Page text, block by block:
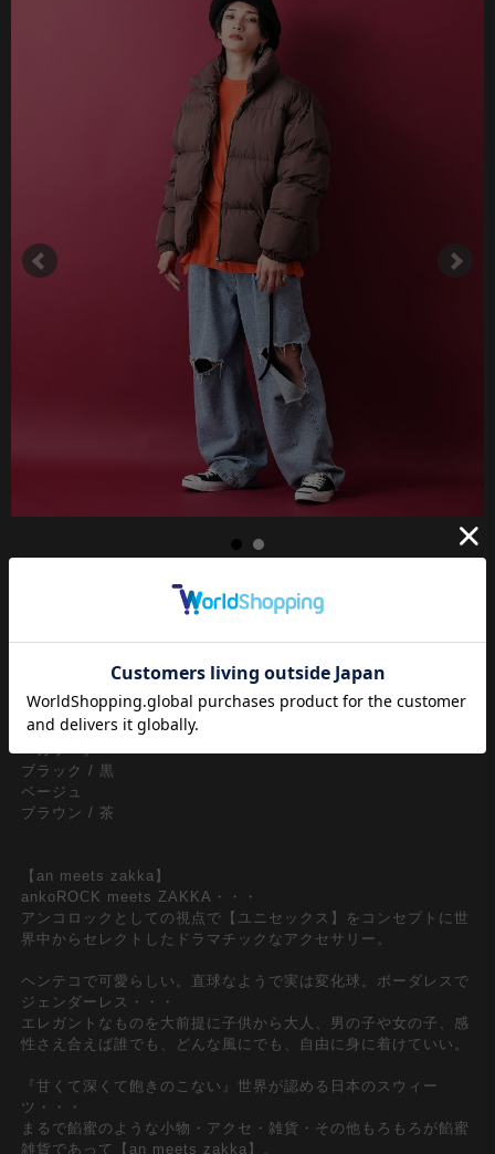
タフな合成皮革×定番ベルト。細身のスタイリッシュな幅の汎用
上品で高級感あるスウェード加工を施した合成皮革PU生地×ナロ
ースタイルのモードな見た目に90ｓリバイバルな腰元から垂らす
長めにとられたデザインが好インパクト。
『カラー』
ブラック / 黒
ベージュ
ブラウン / 茶
【an meets zakka】
ankoROCK meets ZAKKA・・・
アンコロックとしての視点で【ユニセックス】をコンセプトに世
界中からセレクトしたドラマチックなアクセサリー。
ヘンテコで可愛らしい。直球なようで実は変化球。ボーダレスで
ジェンダーレス・・・
エレガントなものを大前提に子供から大人、男の子や女の子、感
性さえ合えば誰でも、どんな風にでも、自由に身に着けていい。
『甘くて深くて飽きのこない』世界が認める日本のスウィー
ツ・・・
まるで餡蜜のような小物・アクセ・雑貨・その他もろもろが餡蜜
雑貨であって【an meets zakka】。